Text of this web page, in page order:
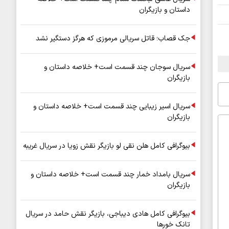
داستان و بازیگران
جک قصاب؛ قاتل سریالی مرموزی که هرگز دستگیر نشد
سریال سوجان چند قسمت است+ خلاصه داستان و
بازیگران
سریال اسیر زیبایی چند قسمت است+ خلاصه داستان و
بازیگران
بیوگرافی کامل هلن نقی لو بازیگر نقش زویا در سریال غریبه
سریال بامداد خمار چند قسمت است+ خلاصه داستان و
بازیگران
بیوگرافی کامل هادی دیباجی، بازیگر نقش حامد در سریال
تانک خورها